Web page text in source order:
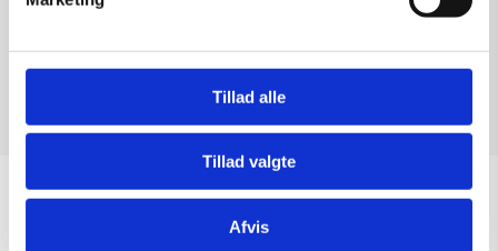
Tillad alle
Tillad valgte
Afvis
Tilføj til kurv